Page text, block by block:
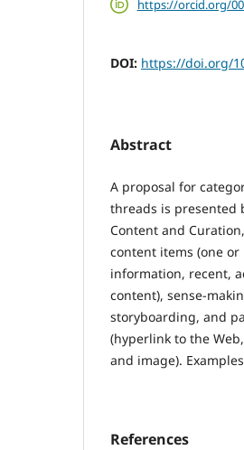
https://orcid.org/
DOI: https://doi.org/
Abstract
A proposal for
threads is presented
Content and
content items (one
information, recent,
content), sense-
storyboarding, and
(hyperlink to the
and image).
References